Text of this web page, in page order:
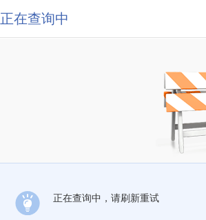
正在查询中
正在查询中，请刷新重试